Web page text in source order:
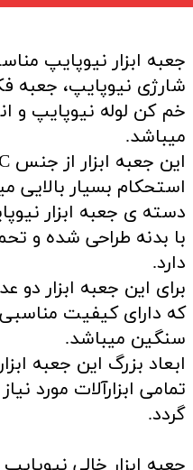
جعبه ابزار نیوپایپ
شارژی نیوپایپ، جعبه
خم کن لوله نیوپایپ و
میباشد.
استحکام بسیار بالایی
دسته ی جعبه ابزار
با بدنه طراحی شده و
دارد.
برای این جعبه ابزار
که دارای کیفیت مناسبی
سنگین میباشد.
ابعاد بزرگ این جعبه
تمامی ابزارآلات مورد
گردد.